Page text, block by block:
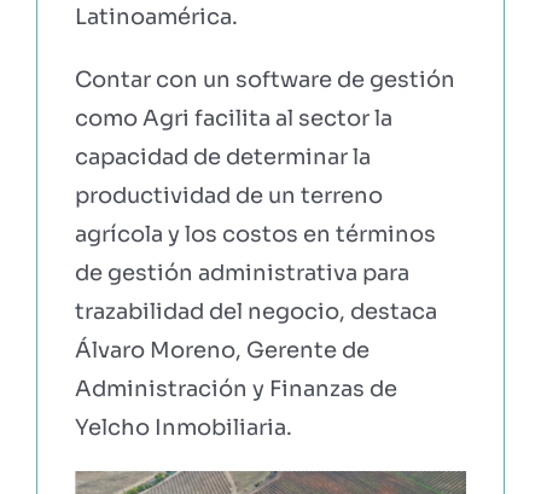
Latinoamérica.
Contar con un software de gestión
como Agri facilita al sector la
capacidad de determinar la
productividad de un terreno
agrícola y los costos en términos
de gestión administrativa para
trazabilidad del negocio, destaca
Álvaro Moreno, Gerente de
Administración y Finanzas de
Yelcho Inmobiliaria.